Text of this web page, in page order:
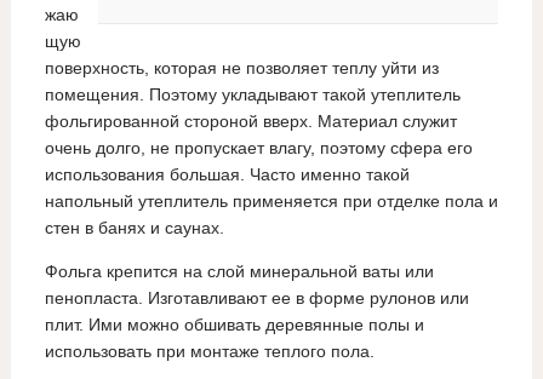
жаю
щую
поверхность, которая не позволяет теплу уйти из
помещения. Поэтому укладывают такой утеплитель
фольгированной стороной вверх. Материал служит
очень долго, не пропускает влагу, поэтому сфера его
использования большая. Часто именно такой
напольный утеплитель применяется при отделке пола и
стен в банях и саунах.
Фольга крепится на слой минеральной ваты или
пенопласта. Изготавливают ее в форме рулонов или
плит. Ими можно обшивать деревянные полы и
использовать при монтаже теплого пола.